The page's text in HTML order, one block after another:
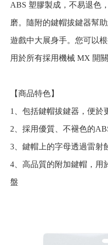
ABS 塑膠製成，不易退色
磨。隨附的鍵帽拔鍵器幫
遊戲中大展身手。您可以
用於所有採用機械 MX 開關
【商品特色】
1、包括鍵帽拔鍵器，便於
2、採用優質、不褪色的
3、鍵帽上的字母透過雷射
4、高品質的附加鍵帽，用
盤